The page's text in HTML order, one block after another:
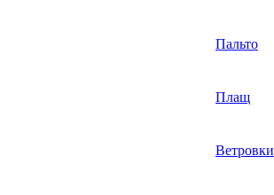
Пальто
Плащ
Ветровки